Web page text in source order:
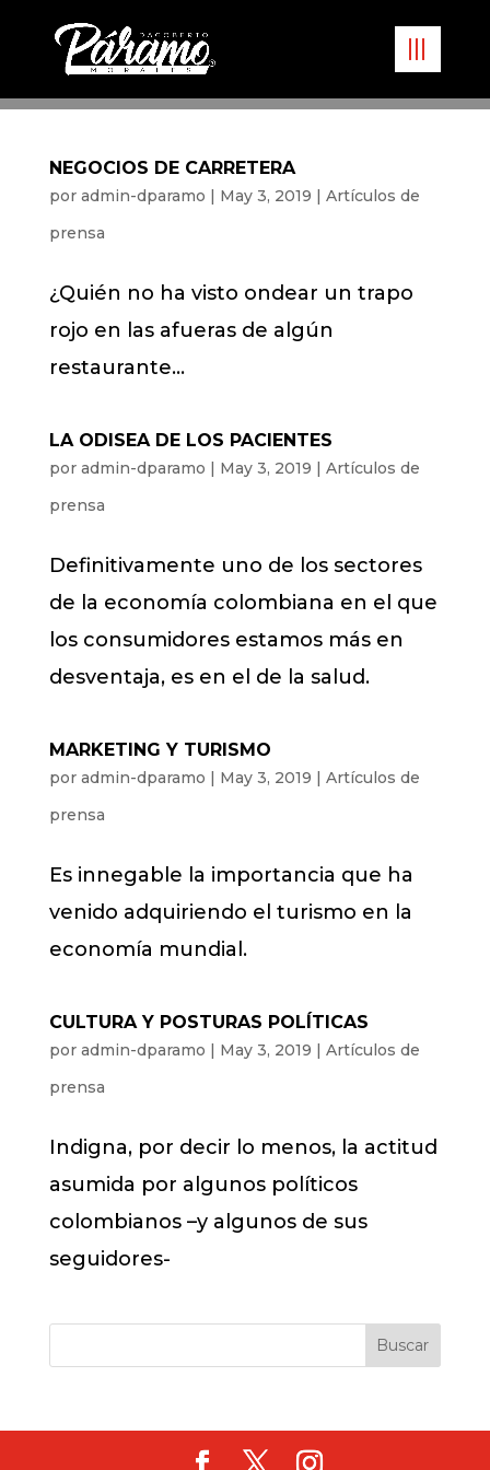
NEGOCIOS DE CARRETERA
por admin-dparamo | May 3, 2019 | Artículos de
prensa
¿Quién no ha visto ondear un trapo
rojo en las afueras de algún
restaurante…
LA ODISEA DE LOS PACIENTES
por admin-dparamo | May 3, 2019 | Artículos de
prensa
Definitivamente uno de los sectores
de la economía colombiana en el que
los consumidores estamos más en
desventaja, es en el de la salud.
MARKETING Y TURISMO
por admin-dparamo | May 3, 2019 | Artículos de
prensa
Es innegable la importancia que ha
venido adquiriendo el turismo en la
economía mundial.
CULTURA Y POSTURAS POLÍTICAS
por admin-dparamo | May 3, 2019 | Artículos de
prensa
Indigna, por decir lo menos, la actitud
asumida por algunos políticos
colombianos –y algunos de sus
seguidores-